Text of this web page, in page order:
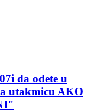
da odete u
utakmicu AKO